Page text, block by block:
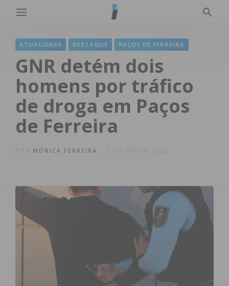
ATUALIDADE DESTAQUE PAÇOS DE FERREIRA
GNR detém dois
homens por tráfico
de droga em Paços
de Ferreira
MÓNICA FERREIRA